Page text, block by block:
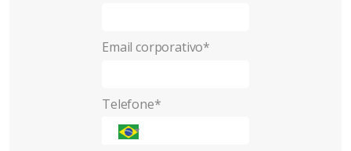
Email corporativo*
Telefone*